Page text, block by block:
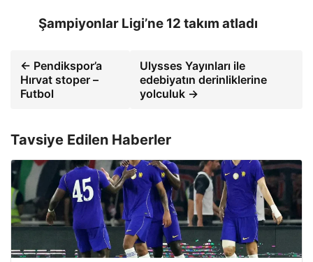
Şampiyonlar Ligi’ne 12 takım atladı
← Pendikspor’a
Hırvat stoper –
Futbol
Ulysses Yayınları ile
edebiyatın derinliklerine
yolculuk →
Tavsiye Edilen Haberler